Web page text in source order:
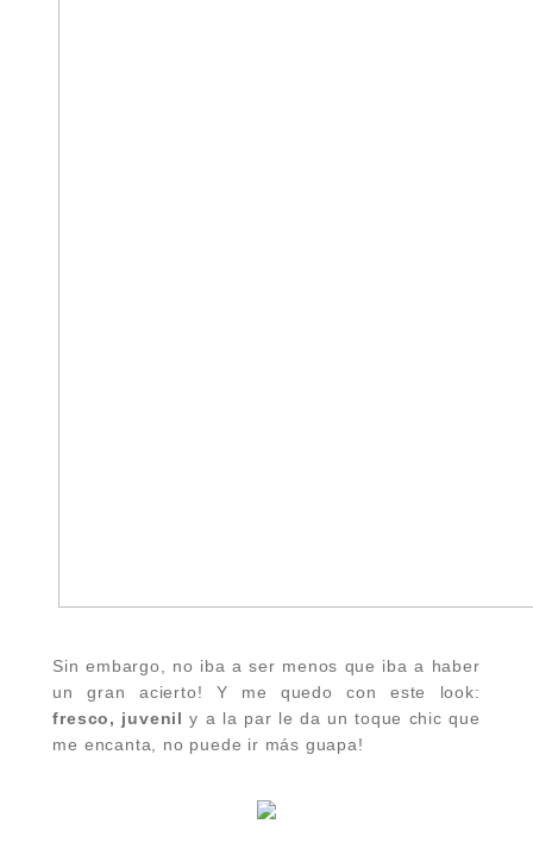
Sin embargo, no iba a ser menos que iba a haber
un gran acierto! Y me quedo con este look:
fresco, juvenil y a la par le da un toque chic que
me encanta, no puede ir más guapa!